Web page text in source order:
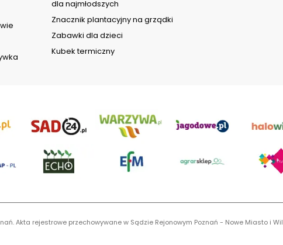
dla najmłodszych
Znacznik plantacyjny na grządki
Zabawki dla dzieci
Kubek termiczny
Akta rejestrowe przechowywane w Sądzie Rejonowym Poznań - Nowe Miasto i